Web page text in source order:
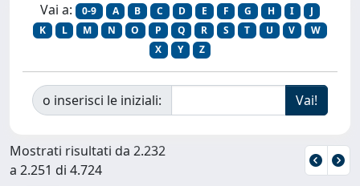
Vai a: 0-9 A B C D E F G H I
J
K
L M N O P Q R S T U V
W
X
Y Z
o inserisci le iniziali:
Mostrati risultati da 2.232
a 2.251 di 4.724